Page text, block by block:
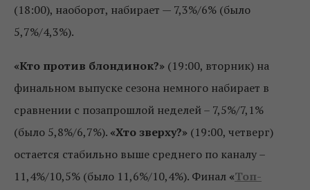
(18:00), наоборот, набирает — 7,3%/6% (было
5,7%/4,3%).
«Кто против блондинок?» (19:00, вторник) на
финальном выпуске сезона немного набирает в
сравнении с позапрошлой неделей – 7,5%/7,1%
(было 5,8%/6,7%). «Хто зверху?» (19:00, четверг)
остается стабильно выше среднего по каналу –
11,4%/10,5% (было 11,6%/10,4%). Финал «Топ-